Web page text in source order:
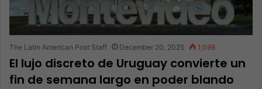
The Latin American Post Staff December 20, 2025 1,098
El lujo discreto de Uruguay convierte un
fin de semana largo en poder blando